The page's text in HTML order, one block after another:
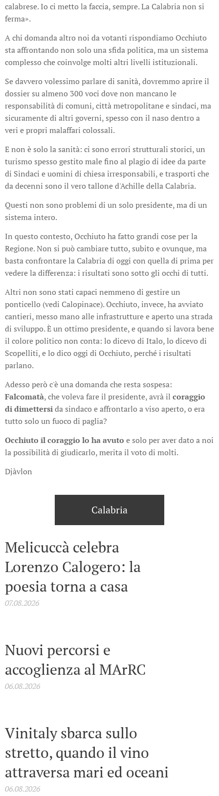
calabrese. Io ci metto la faccia, sempre. La Calabria non si
ferma».
A chi domanda altro noi da votanti rispondiamo Occhiuto
sta affrontando non solo una sfida politica, ma un sistema
complesso che coinvolge molti altri livelli istituzionali.
Se davvero volessimo parlare di sanità, dovremmo aprire il
dossier su almeno 300 voci dove non mancano le
responsabilità di comuni, città metropolitane e sindaci, ma
sicuramente di altri governi, spesso con il naso dentro a
veri e propri malaffari colossali.
E non è solo la sanità: ci sono errori strutturali storici, un
turismo spesso gestito male fino al plagio di idee da parte
di Sindaci e uomini di chiesa irresponsabili, e trasporti che
da decenni sono il vero tallone d'Achille della Calabria.
Questi non sono problemi di un solo presidente, ma di un
sistema intero.
In questo contesto, Occhiuto ha fatto grandi cose per la
Regione. Non si può cambiare tutto, subito e ovunque, ma
basta confrontare la Calabria di oggi con quella di prima per
vedere la differenza: i risultati sono sotto gli occhi di tutti.
Altri non sono stati capaci nemmeno di gestire un
ponticello (vedi Calopinace). Occhiuto, invece, ha avviato
cantieri, messo mano alle infrastrutture e aperto una strada
di sviluppo. È un ottimo presidente, e quando si lavora bene
il colore politico non conta: lo dicevo di Italo, lo dicevo di
Scopelliti, e lo dico oggi di Occhiuto, perché i risultati
parlano.
Adesso però c'è una domanda che resta sospesa:
Falcomatà, che voleva fare il presidente, avrà il coraggio
di dimettersida sindaco e affrontarlo a viso aperto, o era
tutto solo un fuoco di paglia?
Occhiuto il coraggio lo ha avuto e solo per aver dato a noi
la possibilità di giudicarlo, merita il voto di molti.
Djàvlon
Calabria
Melicuccà celebra
Lorenzo Calogero: la
poesia torna a casa
07.08.2026
Nuovi percorsi e
accoglienza al MArRC
06.08.2026
Vinitaly sbarca sullo
stretto, quando il vino
attraversa mari ed oceani
06.08.2026